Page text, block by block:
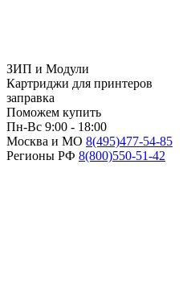
ЗИП и Модули
Картриджи для принтеров
заправка
Поможем купить
Пн-Вс 9:00 - 18:00
Москва и МО 8(495)477-54-85
Регионы РФ 8(800)550-51-42